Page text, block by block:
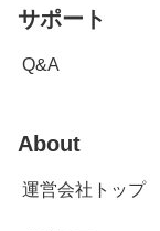
サポート
Q&A
About
運営会社トップ